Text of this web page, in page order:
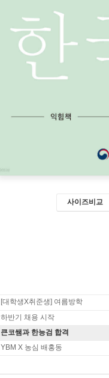
사이즈비교
[대학생X취준생] 여름방학
하반기 채용 시작
큰코쌤과 한능검 합격
YBM X 농심 배홍동